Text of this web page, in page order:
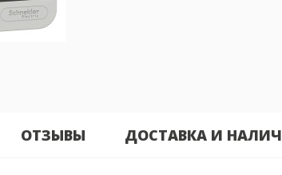
ОТЗЫВЫ ДОСТАВКА И